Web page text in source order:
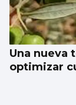
Una nueva
optimizar